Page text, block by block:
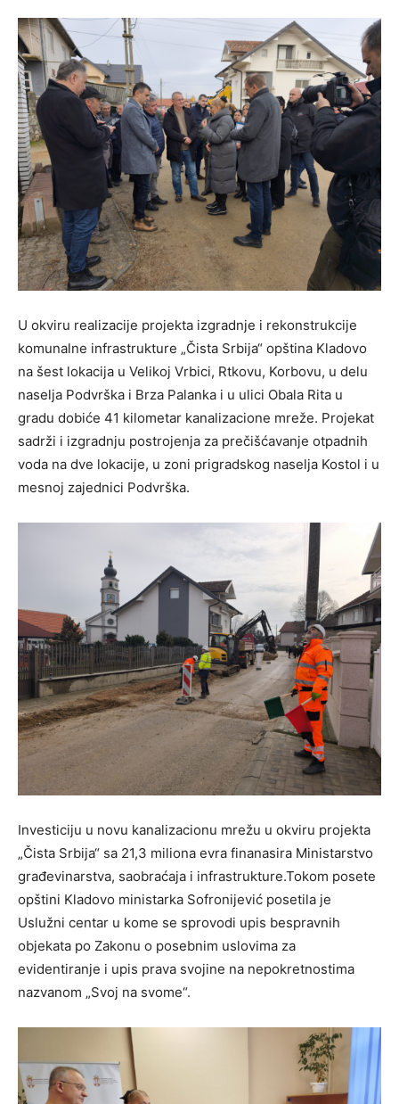
U okviru realizacije projekta izgradnje i rekonstrukcije
komunalne infrastrukture „Čista Srbija“ opština Kladovo
na šest lokacija u Velikoj Vrbici, Rtkovu, Korbovu, u delu
naselja Podvrška i Brza Palanka i u ulici Obala Rita u
gradu dobiće 41 kilometar kanalizacione mreže. Projekat
sadrži i izgradnju postrojenja za prečišćavanje otpadnih
voda na dve lokacije, u zoni prigradskog naselja Kostol i u
mesnoj zajednici Podvrška.
Investiciju u novu kanalizacionu mrežu u okviru projekta
„Čista Srbija“ sa 21,3 miliona evra finanasira Ministarstvo
građevinarstva, saobraćaja i infrastrukture.Tokom posete
opštini Kladovo ministarka Sofronijević posetila je
Uslužni centar u kome se sprovodi upis bespravnih
objekata po Zakonu o posebnim uslovima za
evidentiranje i upis prava svojine na nepokretnostima
nazvanom „Svoj na svome“.